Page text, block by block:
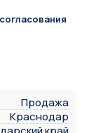
Продажа
Краснодар